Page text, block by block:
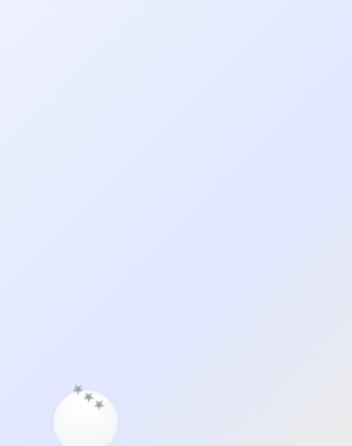
★★
★